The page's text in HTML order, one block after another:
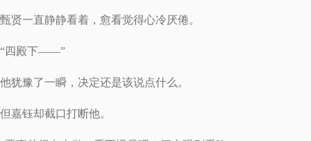
甄贤一直静静看着，愈看觉得心冷厌倦。
“四殿下——”
他犹豫了一瞬，决定还是该说点什么。
但嘉钰却截口打断他。